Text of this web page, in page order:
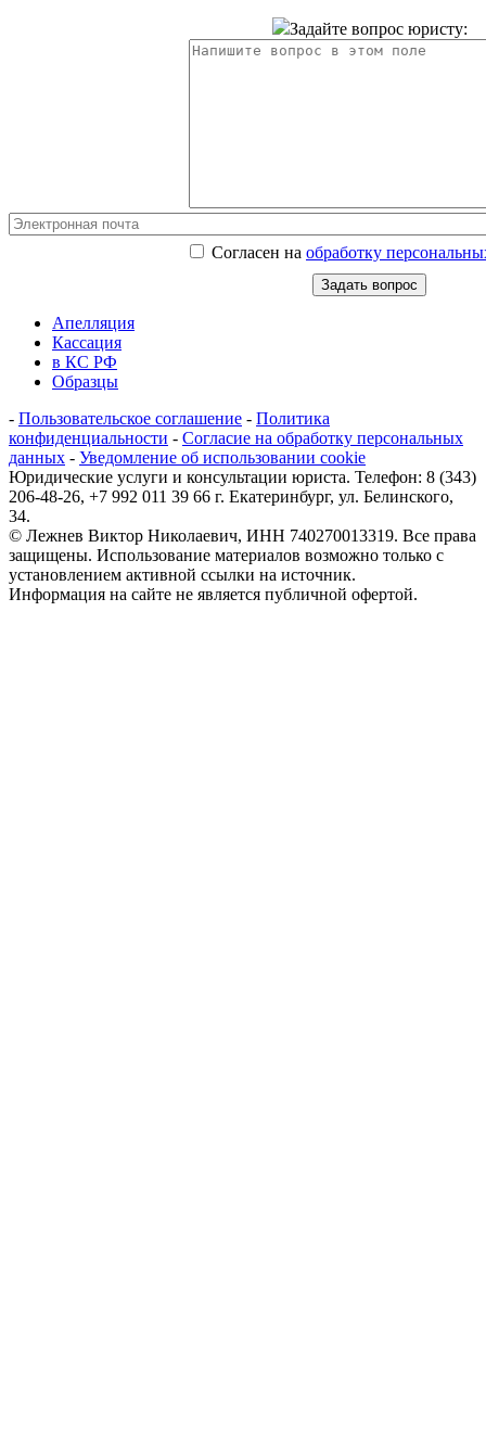
Задайте вопрос юристу:
Согласен на обработку
Апелляция
Кассация
в КС РФ
Образцы
- Пользовательское соглашение - Политика
конфиденциальности - Согласие на обработку персональных
данных - Уведомление об использовании cookie
Юридические услуги и консультации юриста. Телефон: 8 (343)
206-48-26, +7 992 011 39 66 г. Екатеринбург, ул. Белинского,
34.
© Лежнев Виктор Николаевич, ИНН 740270013319. Все права
защищены. Использование материалов возможно только с
установлением активной ссылки на источник.
Информация на сайте не является публичной офертой.